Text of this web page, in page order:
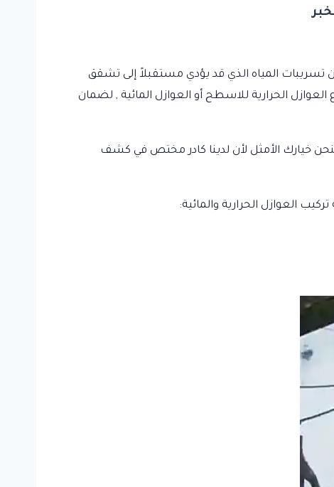
المياه الذي قد يؤدي مستقبلاً إلى تشقق
الحرارية للاسطح أو العوازل المائية , لضمان
خيارك الأمثل لأن لدينا كادر مختص في كشف
العوازل الحرارية والمائية: